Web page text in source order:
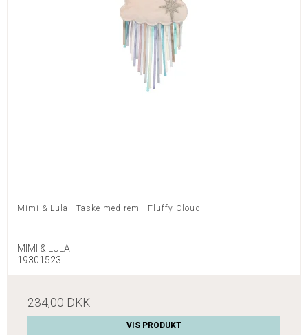
Mimi & Lula - Taske med rem - Fluffy Cloud
MIMI & LULA
19301523
234,00 DKK
VIS PRODUKT